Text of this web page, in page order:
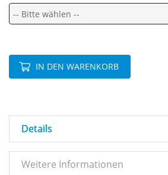
IN DEN WARENKORB
Details
Weitere Informationen